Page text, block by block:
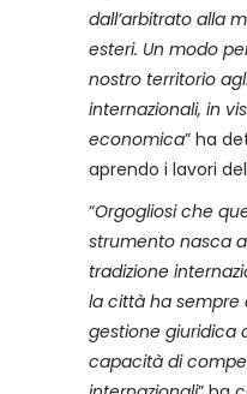
dall’arbitrato alla
esteri. Un modo
nostro territorio
internazionali, in
economica” ha
aprendo i lavori
“Orgogliosi che
strumento nasca
tradizione
la città ha
gestione giuridica
capacità di